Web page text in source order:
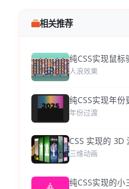
相关推荐
纯CSS实现鼠标
人浪效果
纯CSS实现年份
年份过渡
CSS 实现的 3D
三维动画
纯CSS实现的小